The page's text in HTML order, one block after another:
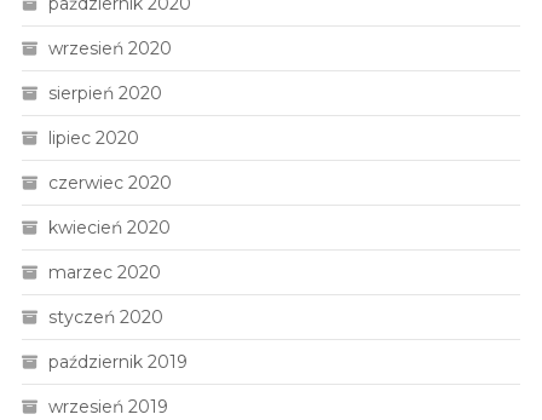
wrzesień 2020
sierpień 2020
lipiec 2020
czerwiec 2020
kwiecień 2020
marzec 2020
styczeń 2020
październik 2019
wrzesień 2019